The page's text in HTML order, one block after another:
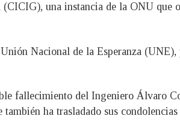
una instancia de la ONU que
Nacional de la Esperanza (UNE),
fallecimiento del Ingeniero Álvaro
ha trasladado sus